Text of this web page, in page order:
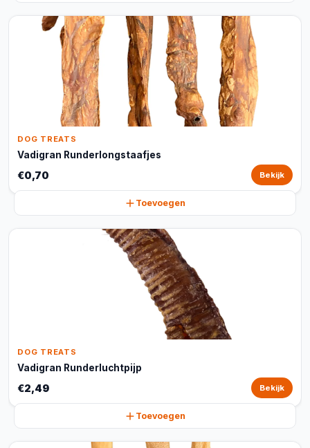
DOG TREATS
Vadigran Runderlongstaafjes
€0,70 Bekijk
Toevoegen
DOG TREATS
Vadigran Runderluchtpijp
€2,49 Bekijk
Toevoegen